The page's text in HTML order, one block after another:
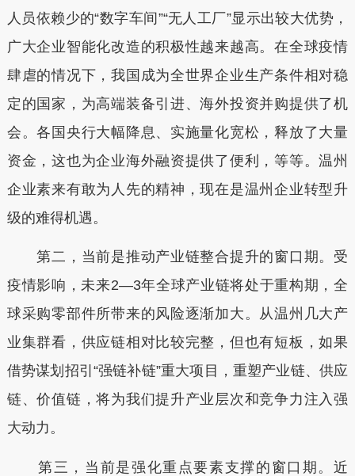
人员依赖少的“数字车间”“无人工厂”显示出较大优势，
广大企业智能化改造的积极性越来越高。在全球疫情
肆虐的情况下，我国成为全世界企业生产条件相对稳
定的国家，为高端装备引进、海外投资并购提供了机
会。各国央行大幅降息、实施量化宽松，释放了大量
资金，这也为企业海外融资提供了便利，等等。温州
企业素来有敢为人先的精神，现在是温州企业转型升
级的难得机遇。
第二，当前是推动产业链整合提升的窗口期。受
疫情影响，未来2—3年全球产业链将处于重构期，全
球采购零部件所带来的风险逐渐加大。从温州几大产
业集群看，供应链相对比较完整，但也有短板，如果
借势谋划招引“强链补链”重大项目，重塑产业链、供应
链、价值链，将为我们提升产业层次和竞争力注入强
大动力。
第三，当前是强化重点要素支撑的窗口期。近